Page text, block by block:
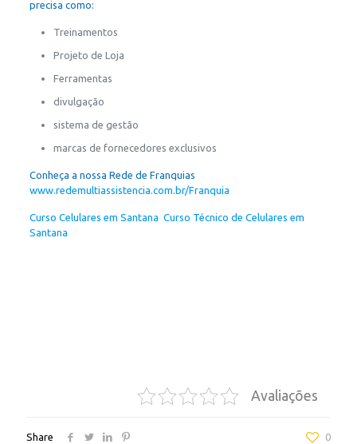
precisa como:
Treinamentos
Projeto de Loja
Ferramentas
divulgação
sistema de gestão
marcas de fornecedores exclusivos
Conheça a nossa Rede de Franquias
www.redemultiassistencia.com.br/Franquia
Curso Celulares em Santana Curso Técnico de Celulares em
Santana
Avaliações
Share 0